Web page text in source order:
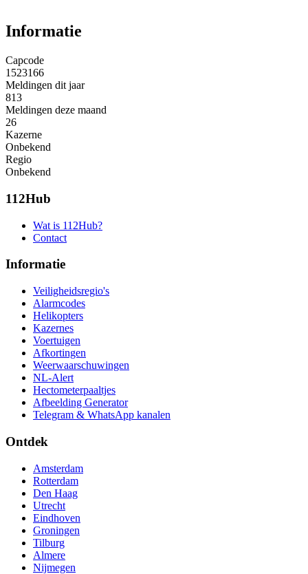
Informatie
Capcode
1523166
Meldingen dit jaar
813
Meldingen deze maand
26
Kazerne
Onbekend
Regio
Onbekend
112Hub
Wat is 112Hub?
Contact
Informatie
Veiligheidsregio's
Alarmcodes
Helikopters
Kazernes
Voertuigen
Afkortingen
Weerwaarschuwingen
NL-Alert
Hectometerpaaltjes
Afbeelding Generator
Telegram & WhatsApp kanalen
Ontdek
Amsterdam
Rotterdam
Den Haag
Utrecht
Eindhoven
Groningen
Tilburg
Almere
Nijmegen